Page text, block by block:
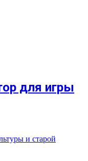
для игры